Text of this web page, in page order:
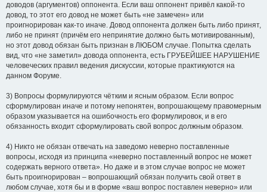
доводов (аргументов) оппонента. Если ваш оппонент привёл какой-то
довод, то этот его довод не может быть «не замечен» или
проигнорирован как-то иначе. Довод оппонента должен быть либо принят,
либо не принят (причём его непринятие должно быть мотивированным),
но этот довод обязан быть признан в ЛЮБОМ случае. Попытка сделать
вид, что «не заметил» довода оппонента, есть ГРУБЕЙШЕЕ НАРУШЕНИЕ
человеческих правил ведения дискуссии, которые практикуются на
данном Форуме.
3) Вопросы формулируются чётким и ясным образом. Если вопрос
сформулирован иначе и потому непонятен, вопрошающему правомерным
образом указывается на ошибочность его формулировок, и в его
обязанность входит сформулировать свой вопрос должным образом.
4) Никто не обязан отвечать на заведомо неверно поставленные
вопросы, исходя из принципа «неверно поставленный вопрос не может
содержать верного ответа». Но даже и в этом случае вопрос не может
быть проигнорирован – вопрошающий обязан получить свой ответ в
любом случае, хотя бы и в форме «ваш вопрос поставлен неверно» или